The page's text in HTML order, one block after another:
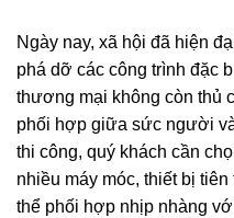
Ngày nay, xã hội đã hiện
phá dỡ các công trình đặc
thương mại không còn thủ
phối hợp giữa sức người
thi công, quý khách cần
nhiều máy móc, thiết bị
thể phối hợp nhịp nhàng